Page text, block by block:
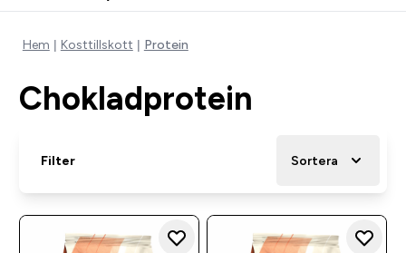
Hem Kosttillskott Protein
Chokladprotein
Filter Sortera